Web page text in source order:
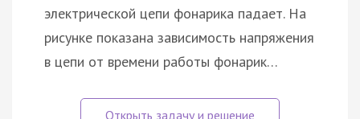
электрической цепи фонарика падает. На
рисунке показана зависимость напряжения
в цепи от времени работы фонарик…